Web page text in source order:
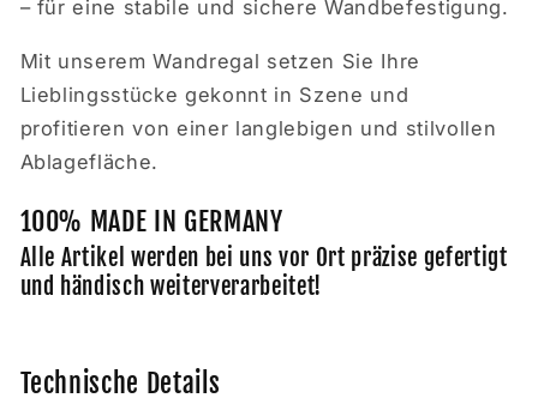
– für eine stabile und sichere Wandbefestigung.
Mit unserem Wandregal setzen Sie Ihre
Lieblingsstücke gekonnt in Szene und
profitieren von einer langlebigen und stilvollen
Ablagefläche.
100% MADE IN GERMANY
Alle Artikel werden bei uns vor Ort präzise gefertigt
und händisch weiterverarbeitet!
Technische Details